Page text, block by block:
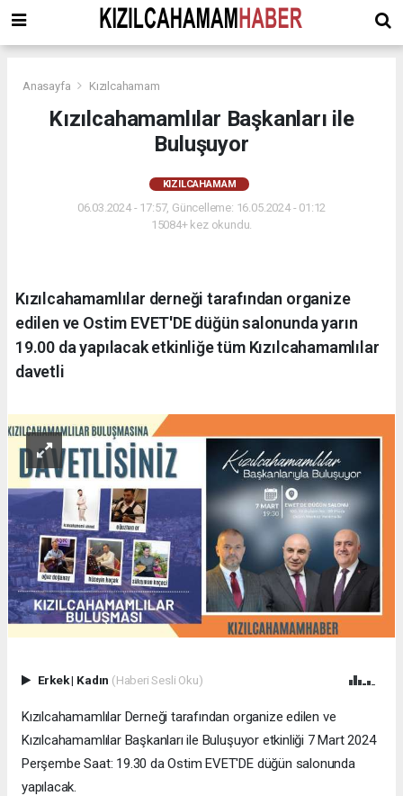
Anasayfa Kızılcahamam
Kızılcahamamlılar Başkanları ile
Buluşuyor
KIZILCAHAMAM
06.03.2024 - 17:57, Güncelleme: 16.05.2024 - 01:12
15084+ kez okundu.
Kızılcahamamlılar derneği tarafından organize
edilen ve Ostim EVET'DE düğün salonunda yarın
19.00 da yapılacak etkinliğe tüm Kızılcahamamlılar
davetli
Erkek| Kadın (Haberi Sesli Oku)
Kızılcahamamlılar Derneği tarafından organize edilen ve
Kızılcahamamlılar Başkanları ile Buluşuyor etkinliği 7 Mart 2024
Perşembe Saat: 19.30 da Ostim EVET'DE düğün salonunda
yapılacak.